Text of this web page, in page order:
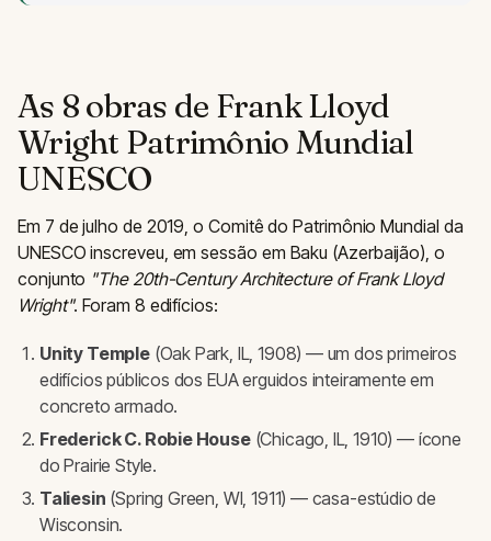
As 8 obras de Frank Lloyd
Wright Patrimônio Mundial
UNESCO
Em 7 de julho de 2019, o Comitê do Patrimônio Mundial da
UNESCO inscreveu, em sessão em Baku (Azerbaijão), o
conjunto "The 20th-Century Architecture of Frank Lloyd
Wright". Foram 8 edifícios:
Unity Temple(Oak Park, IL, 1908) — um dos primeiros
edifícios públicos dos EUA erguidos inteiramente em
concreto armado.
Frederick C. Robie House(Chicago, IL, 1910) — ícone
do Prairie Style.
Taliesin (Spring Green, WI, 1911) — casa-estúdio de
Wisconsin.